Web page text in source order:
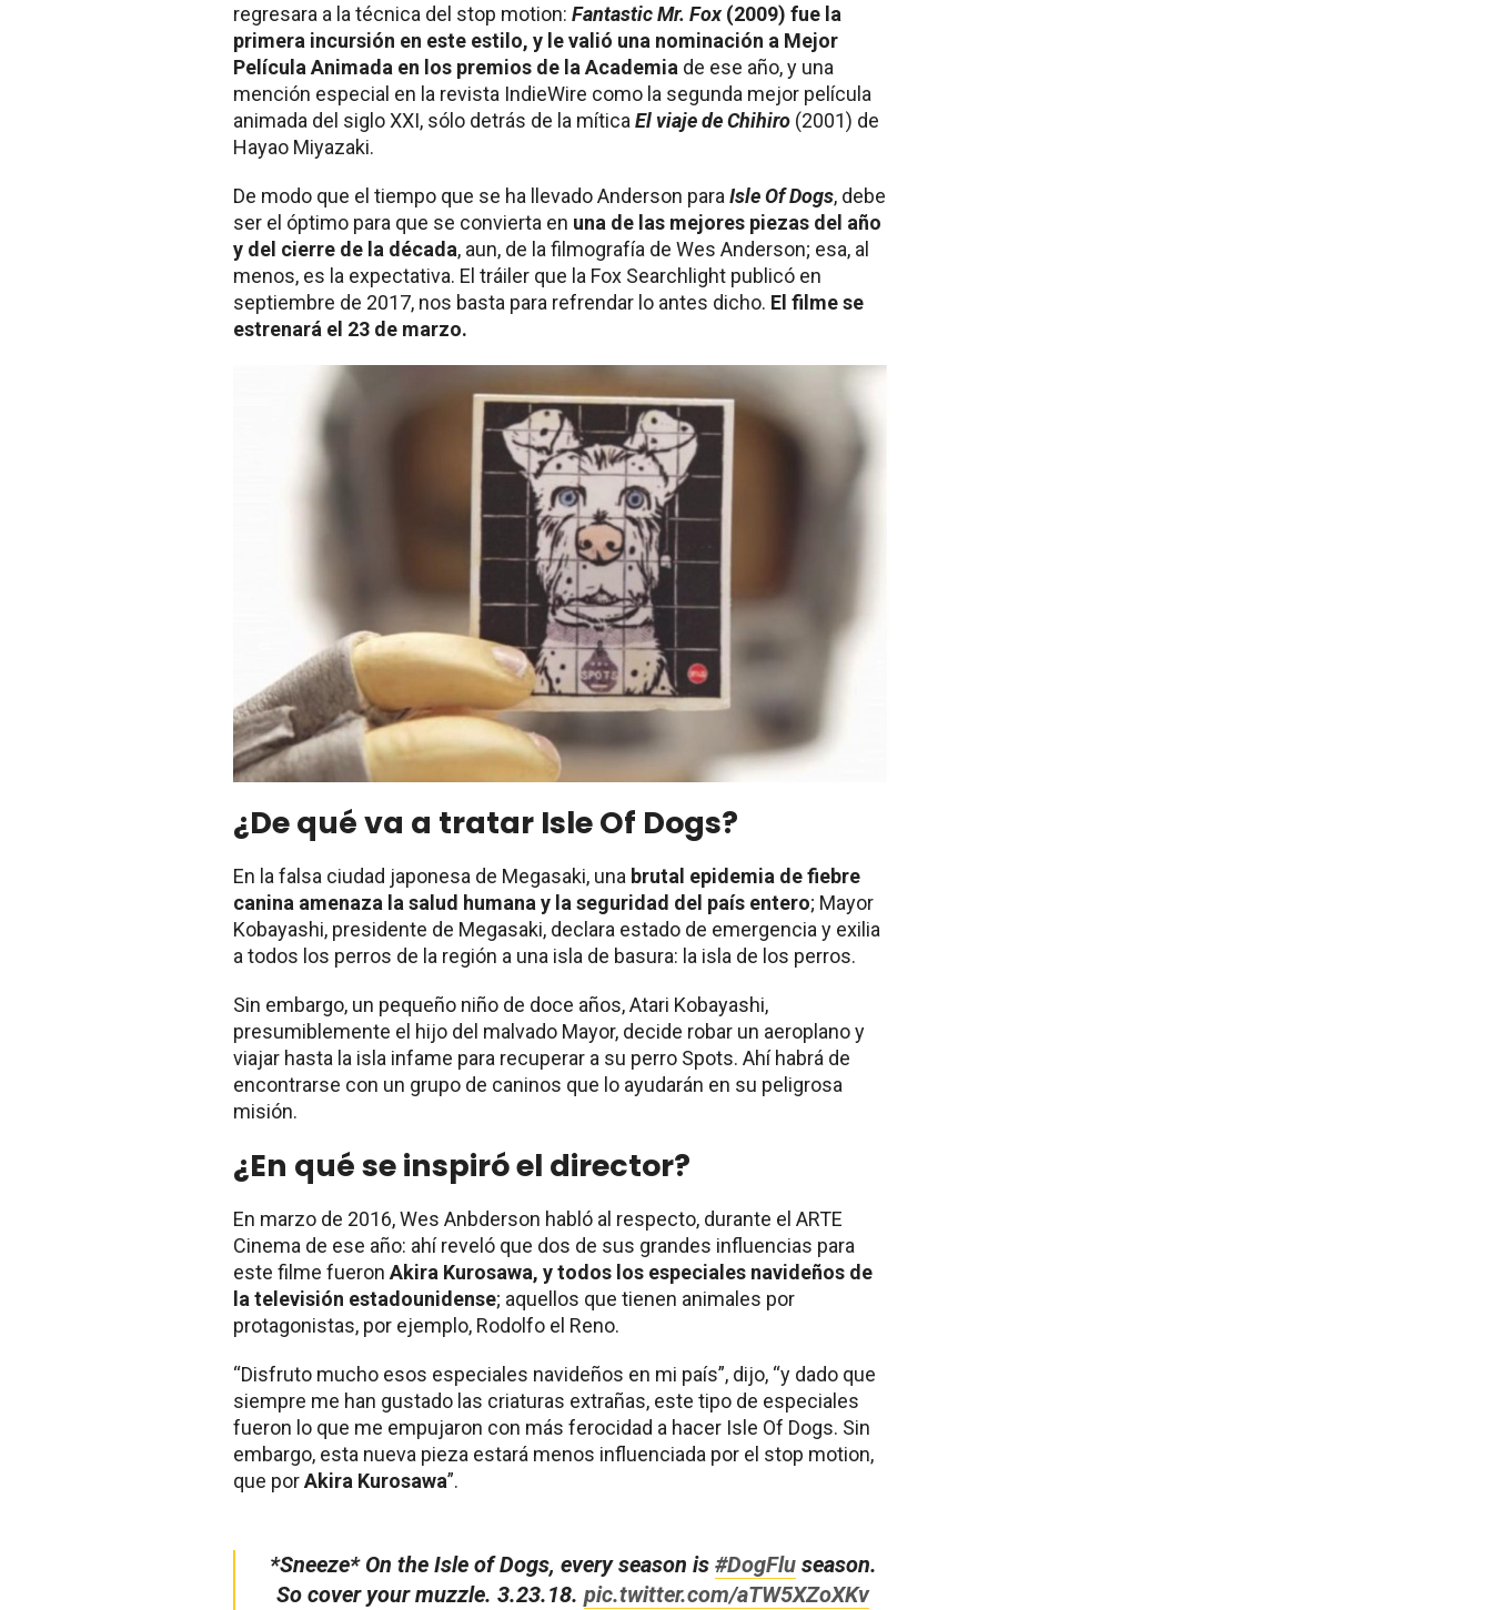
regresara a la técnica del stop motion: Fantastic Mr. Fox (2009) fue la
primera incursión en este estilo, y le valió una nominación a Mejor
Película Animada en los premios de la Academia de ese año, y una
mención especial en la revista IndieWire como la segunda mejor película
animada del siglo XXI, sólo detrás de la mítica El viaje de Chihiro (2001) de
Hayao Miyazaki.
De modo que el tiempo que se ha llevado Anderson para Isle Of Dogs, debe
ser el óptimo para que se convierta en una de las mejores piezas del año
y del cierre de la década, aun, de la filmografía de Wes Anderson; esa, al
menos, es la expectativa. El tráiler que la Fox Searchlight publicó en
septiembre de 2017, nos basta para refrendar lo antes dicho. El filme se
estrenará el 23 de marzo.
¿De qué va a tratar Isle Of Dogs?
En la falsa ciudad japonesa de Megasaki, una brutal epidemia de fiebre
canina amenaza la salud humana y la seguridad del país entero; Mayor
Kobayashi, presidente de Megasaki, declara estado de emergencia y exilia
a todos los perros de la región a una isla de basura: la isla de los perros.
Sin embargo, un pequeño niño de doce años, Atari Kobayashi,
presumiblemente el hijo del malvado Mayor, decide robar un aeroplano y
viajar hasta la isla infame para recuperar a su perro Spots. Ahí habrá de
encontrarse con un grupo de caninos que lo ayudarán en su peligrosa
misión.
¿En qué se inspiró el director?
En marzo de 2016, Wes Anbderson habló al respecto, durante el ARTE
Cinema de ese año: ahí reveló que dos de sus grandes influencias para
este filme fueron Akira Kurosawa, y todos los especiales navideños de
la televisión estadounidense; aquellos que tienen animales por
protagonistas, por ejemplo, Rodolfo el Reno.
“Disfruto mucho esos especiales navideños en mi país”, dijo, “y dado que
siempre me han gustado las criaturas extrañas, este tipo de especiales
fueron lo que me empujaron con más ferocidad a hacer Isle Of Dogs. Sin
embargo, esta nueva pieza estará menos influenciada por el stop motion,
que porAkira Kurosawa”.
*Sneeze* On the Isle of Dogs, every season is #DogFluseason.
So cover your muzzle. 3.23.18.pic.twitter.com/aTW5XZoXKv